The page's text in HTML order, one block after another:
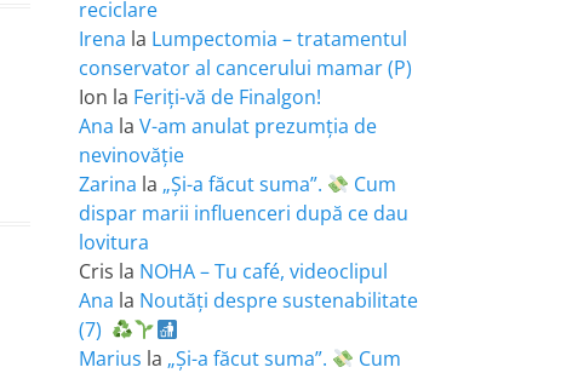
reciclare
Irena la Lumpectomia – tratamentul
conservator al cancerului mamar (P)
Ion la Feriţi-vă de Finalgon!
Ana la V-am anulat prezumția de
nevinovăție
Zarina la „Și-a făcut suma”.
Cum
dispar marii influenceri după ce dau
lovitura
Cris la NOHA – Tu café, videoclipul
Ana la Noutăți despre sustenabilitate
(7)
Marius la „Și-a făcut suma”.
Cum